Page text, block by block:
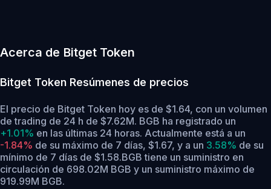
Acerca de Bitget Token
Bitget Token Resúmenes de precios
El precio de Bitget Token hoy es de $1.64, con un volumen
de trading de 24 h de $7.62M. BGB ha registrado un
+1.01% en las últimas 24 horas. Actualmente está a un
-1.84% de su máximo de 7 días, $1.67, y a un 3.58% de su
mínimo de 7 días de $1.58.BGB tiene un suministro en
circulación de 698.02M BGB y un suministro máximo de
919.99M BGB.